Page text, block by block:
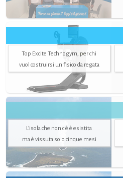
Top Excite Technogym, per chi
vuol costruirsi un fisico da regata
L’isola che non c'è è esistita
ma è vissuta solo cinque mesi